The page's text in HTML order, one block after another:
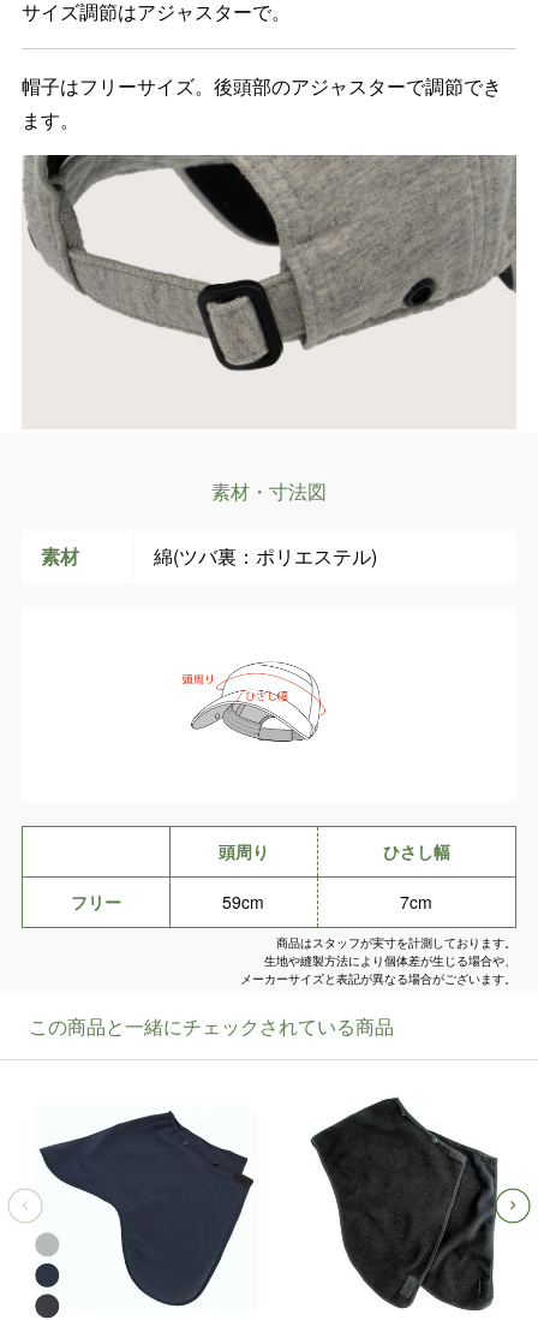
サイズ調節はアジャスターで。
帽子はフリーサイズ。後頭部のアジャスターで調節でき
ます。
素材・寸法図
素材 綿(ツバ裏：ポリエステル)
頭周り ひさし幅
フリー 59cm 7cm
商品はスタッフが実寸を計測しております。
生地や縫製方法により個体差が生じる場合や、
メーカーサイズと表記が異なる場合がございます。